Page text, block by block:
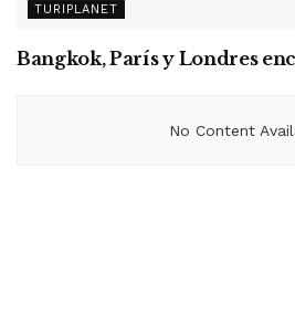
TURIPLANET
Bangkok, París y Londres
No Content